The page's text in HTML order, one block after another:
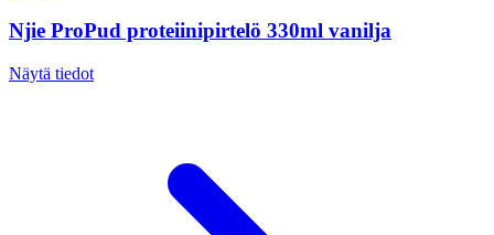
Njie ProPud proteiinipirtelö 330ml vanilja
Näytä tiedot